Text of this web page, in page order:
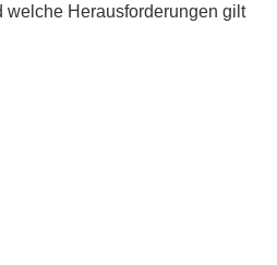
welche Herausforderungen gilt